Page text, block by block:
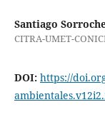
Santiago
CITRA-UMET-
DOI: https://